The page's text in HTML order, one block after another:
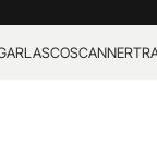
SCANNER